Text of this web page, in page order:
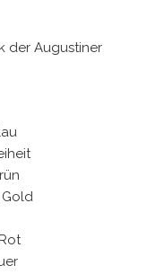
der Augustiner